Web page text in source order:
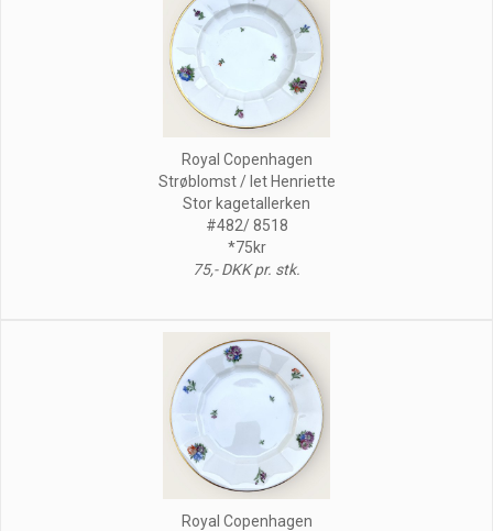
Royal Copenhagen
Strøblomst / let Henriette
Stor kagetallerken
#482/ 8518
*75kr
75,- DKK pr. stk.
Royal Copenhagen